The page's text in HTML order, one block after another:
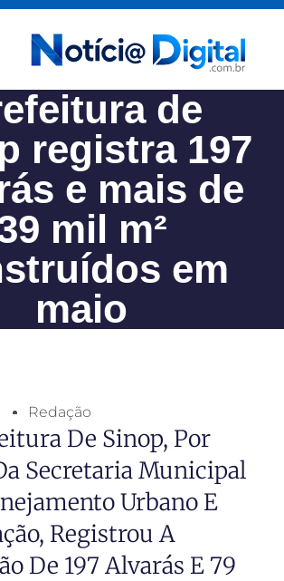
de
registra 197
e mais de
mil m²
em
maio
Redação
De Sinop, Por
Secretaria Municipal
Urbano E
Registrou A
De 197 Alvarás E 79